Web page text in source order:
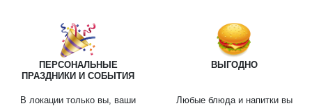
ПЕРСОНАЛЬНЫЕ
ПРАЗДНИКИ И СОБЫТИЯ
В локации только вы, ваши
ВЫГОДНО
Любые блюда и напитки вы